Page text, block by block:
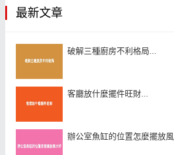
最新文章
破解三種廚房不利格局...
客廳放什麼擺件旺財...
辦公室魚缸的位置怎麼擺放風